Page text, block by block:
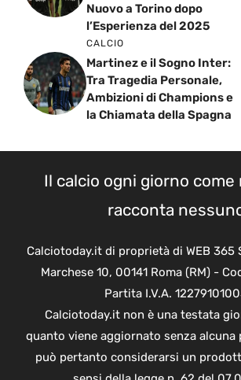
Nuovo a Torino dopo
l’Esperienza del 2025
CALCIO
Martinez e il Sogno Inter:
Tra Tragedia Personale,
Ambizioni di Champions e
la Chiamata della Spagna
Il calcio ogni giorno come
racconta
Calciotoday.it di proprietà di WEB 365
Marchese 10, 00141 Roma (RM) -
Partita I.V.A.
Calciotoday.it non è una testata
quanto viene aggiornato senza alcuna
può pertanto considerarsi un